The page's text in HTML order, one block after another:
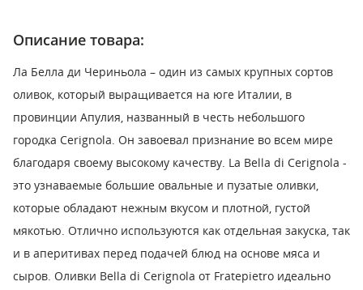
Описание товара:
Ла Белла ди Чериньола – один из самых крупных сортов
оливок, который выращивается на юге Италии, в
провинции Апулия, названный в честь небольшого
городка Cerignola. Он завоевал признание во всем мире
благодаря своему высокому качеству. La Bella di Cerignola -
это узнаваемые большие овальные и пузатые оливки,
которые обладают нежным вкусом и плотной, густой
мякотью. Отлично используются как отдельная закуска, так
и в аперитивах перед подачей блюд на основе мяса и
сыров. Оливки Bella di Cerignola от Fratepietro идеально